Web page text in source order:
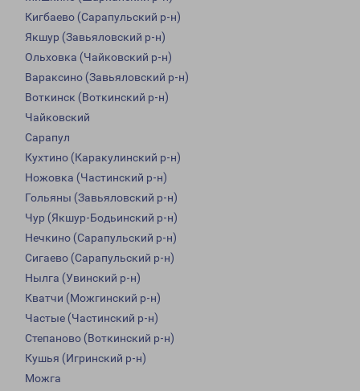
Кигбаево (Сарапульский р-н)
Якшур (Завьяловский р-н)
Ольховка (Чайковский р-н)
Вараксино (Завьяловский р-н)
Воткинск (Воткинский р-н)
Чайковский
Сарапул
Кухтино (Каракулинский р-н)
Ножовка (Частинский р-н)
Гольяны (Завьяловский р-н)
Чур (Якшур-Бодьинский р-н)
Нечкино (Сарапульский р-н)
Сигаево (Сарапульский р-н)
Нылга (Увинский р-н)
Кватчи (Можгинский р-н)
Частые (Частинский р-н)
Степаново (Воткинский р-н)
Кушья (Игринский р-н)
Можга